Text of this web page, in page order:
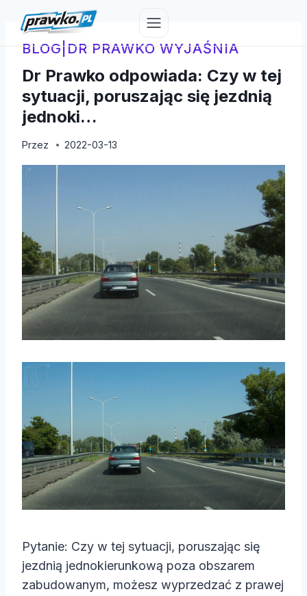
treściBLOG| DR PRAWKO WYJAŚNIA
Dr Prawko odpowiada: Czy w tej
sytuacji, poruszając się jezdnią
jednoki…
Przez 2022-03-13
Pytanie: Czy w tej sytuacji, poruszając się
jezdnią jednokierunkową poza obszarem
zabudowanym, możesz wyprzedzać z prawej